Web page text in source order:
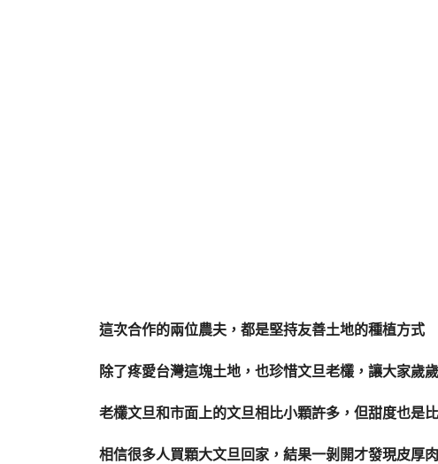
這次合作的兩位農夫，都是堅持友善土地的種植方式
除了疼愛台灣這塊土地，也珍惜文旦老欉，讓大家歲
老欉文旦和市面上的文旦相比小顆許多，但甜度也是
相信很多人買顆大文旦回家，結果一剝開才發現皮厚